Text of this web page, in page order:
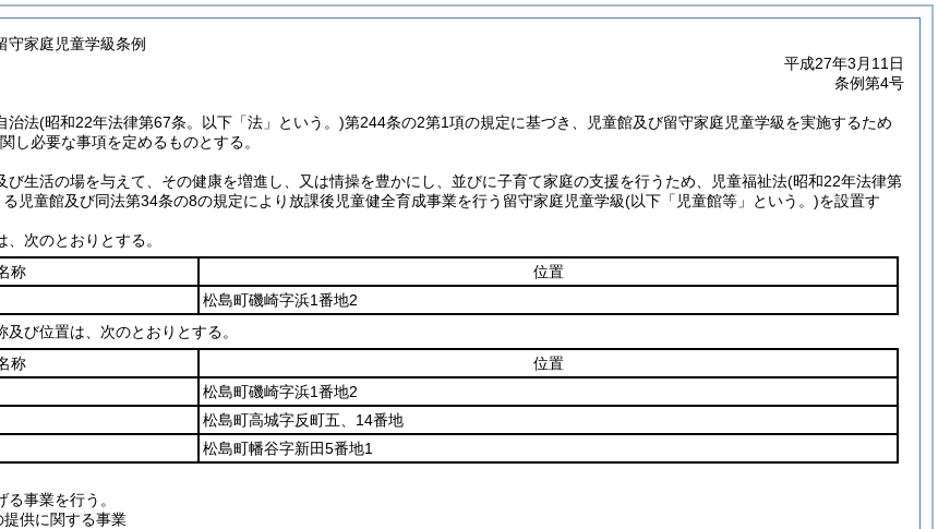
守家庭児童学級条例
平成27年3月11日
条例第4号
治法(昭和22年法律第67条。以下「法」という。)第244条の2第1項の規定に基づき、児童館及び留守家庭児童学級を実施するため
し必要な事項を定めるものとする。
び生活の場を与えて、その健康を増進し、又は情操を豊かにし、並びに子育て家庭の支援を行うため、児童福祉法(昭和22年法律第
児童館及び同法第34条の8の規定により放課後児童健全育成事業を行う留守家庭児童学級(以下「児童館等」という。)を設置す
次のとおりとする。
称
位置
松島町磯崎字浜1番地2
び位置は、次のとおりとする。
称
位置
松島町磯崎字浜1番地2
松島町高城字反町五、14番地
松島町幡谷字新田5番地1
事業を行う。
供に関する事業